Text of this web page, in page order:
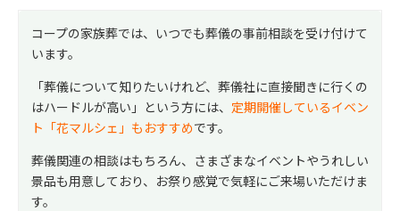
コープの家族葬では、いつでも葬儀の事前相談を受け付けて
います。
「葬儀について知りたいけれど、葬儀社に直接聞きに行くの
はハードルが高い」という方には、 定期開催しているイベン
ト「花マルシェ」もおすすめです。
葬儀関連の相談はもちろん、さまざまなイベントやうれしい
景品も用意しており、お祭り感覚で気軽にご来場いただけま
す。